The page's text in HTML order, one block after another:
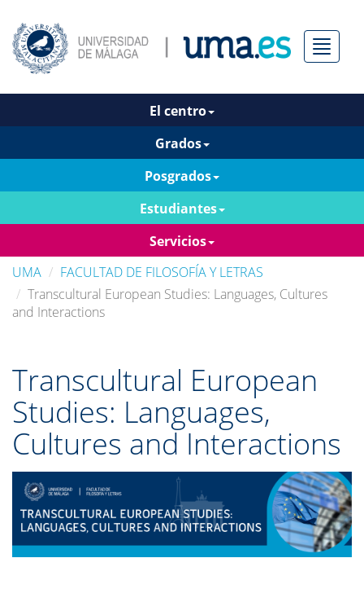
Menú
El centro
Grados
Posgrados
Estudiantes
Servicios
UMA
FACULTAD DE FILOSOFÍA Y LETRAS
Transcultural European Studies: Languages, Cultures
and Interactions
Transcultural European
Studies: Languages,
Cultures and Interactions